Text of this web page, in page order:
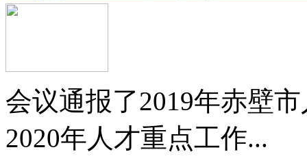
会议通报了2019年赤壁
2020年人才重点工作...